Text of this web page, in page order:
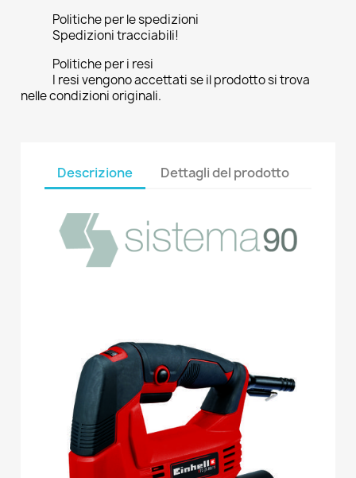
Politiche per le spedizioni
Spedizioni tracciabili!
Politiche per i resi
I resi vengono accettati se il prodotto si trova
nelle condizioni originali.
Descrizione Dettagli del prodotto